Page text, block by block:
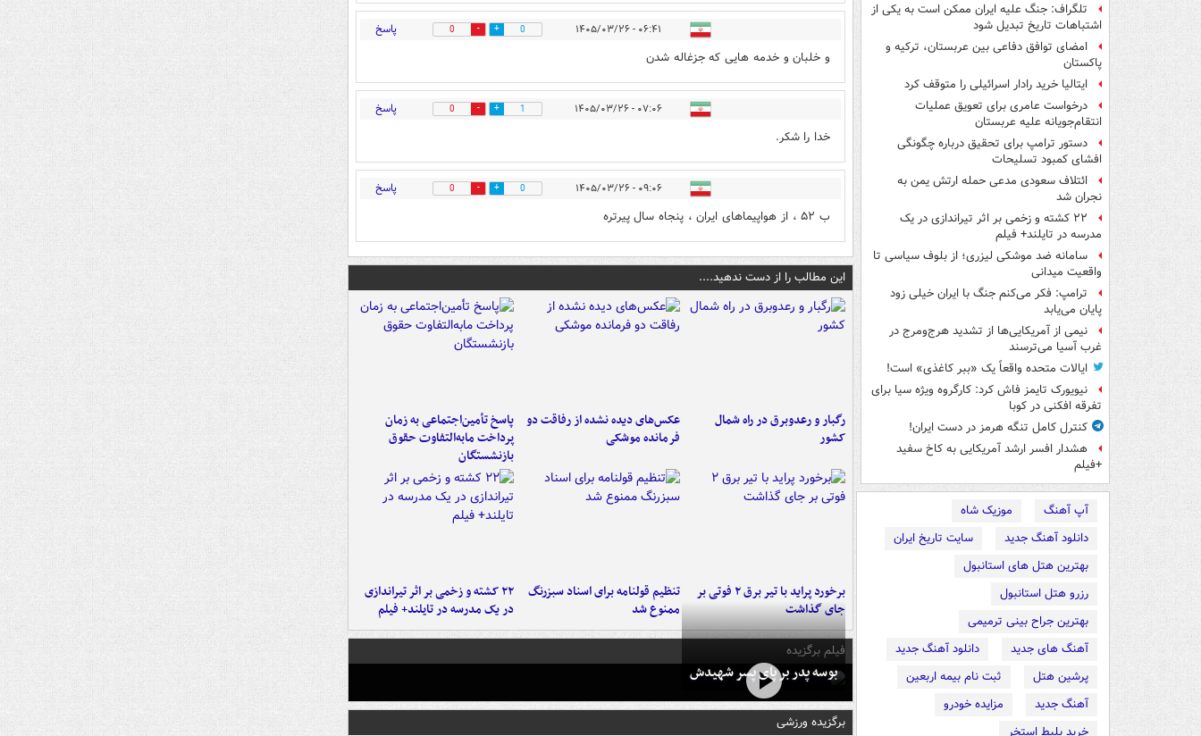
تلگراف: جنگ علیه ایران ممکن است به یکی از
اشتباهات تاریخ تبدیل شود
امضای توافق دفاعی بین عربستان، ترکیه و
پاکستان
ایتالیا خرید رادار اسرائیلی را متوقف کرد
درخواست عامری برای تعویق عملیات
انتقام‌جویانه علیه عربستان
دستور ترامپ برای تحقیق درباره چگونگی
افشای کمبود تسلیحات
ائتلاف سعودی مدعی حمله ارتش یمن به
نجران شد
۲۲ کشته و زخمی بر اثر تیراندازی در یک
مدرسه در تایلند+ فیلم
سامانه ضد موشکی لیزری؛ از بلوف سیاسی تا
واقعیت میدانی
ترامپ: فکر می‌کنم جنگ با ایران خیلی زود
پایان می‌یابد
نیمی از آمریکایی‌ها از تشدید هرج‌ومرج در
غرب آسیا می‌ترسند
ایالات متحده واقعاً یک «ببر کاغذی» است!
نیویورک تایمز فاش کرد: کارگروه ویژه سیا برای
تفرقه افکنی در کوبا
کنترل کامل تنگه هرمز در دست ایران!
هشدار افسر ارشد آمریکایی به کاخ سفید
+فیلم
آپ آهنگ
موزیک شاه
دانلود آهنگ جدید
سایت تاریخ ایران
بهترین هتل های استانبول
رزرو هتل استانبول
بهترین جراح بینی ترمیمی
آهنگ های جدید
دانلود آهنگ جدید
پرشین هتل
ثبت نام بیمه اربعین
آهنگ جدید
مزایده خودرو
۰۶:۴۱ - ۱۴۰۵/۰۳/۲۶ 0
0 پاسخ
و خلبان و خدمه هایی که جزغاله شدن
۰۷:۰۶ - ۱۴۰۵/۰۳/۲۶ 1
0 پاسخ
خدا را شکر.
۰۹:۰۶ - ۱۴۰۵/۰۳/۲۶ 0
0 پاسخ
ب ۵۲ ، از هواپیماهای ایران ، پنجاه سال پیرتره
این مطالب را از دست ندهید....
رگبار و رعدوبرق در راه شمال
کشور
عکس‌های دیده نشده از رفاقت دو
فرمانده‌ موشکی
پاسخ تأمین‌اجتماعی به زمان
پرداخت مابه‌التفاوت حقوق
بازنشستگان
برخورد پراید با تیر برق ۲ فوتی بر
جای گذاشت
تنظیم قولنامه برای اسناد سبزرنگ
ممنوع شد
۲۲ کشته و زخمی بر اثر تیراندازی
در یک مدرسه در تایلند+ فیلم
فیلم برگزیده
بوسه‌ پدر بر پای پسر شهیدش
برگزیده ورزشی